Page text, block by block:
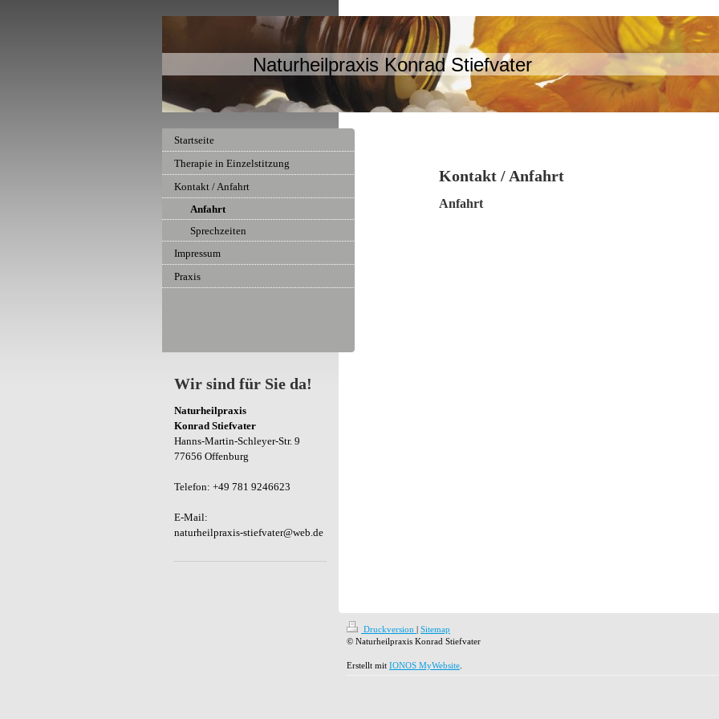
Naturheilpraxis Konrad Stiefvater
Kontakt / Anfahrt
Anfahrt
Startseite
Therapie in Einzelstitzung
Kontakt / Anfahrt
Anfahrt
Sprechzeiten
Impressum
Praxis
Wir sind für Sie da!
Naturheilpraxis
Konrad Stiefvater
Hanns-Martin-Schleyer-Str. 9
77656 Offenburg
Telefon: +49 781 9246623
E-Mail:
naturheilpraxis-stiefvater@web.de
Druckversion | Sitemap
© Naturheilpraxis Konrad Stiefvater
Erstellt mit IONOS MyWebsite